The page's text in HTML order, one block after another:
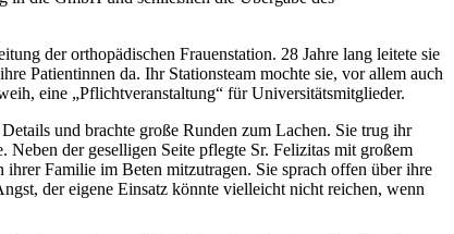
der orthopädischen Frauenstation. 28 Jahre lang leitete sie
Patientinnen da. Ihr Stationsteam mochte sie, vor allem auch
eine „Pflichtveranstaltung“ für Universitätsmitglieder.
und brachte große Runden zum Lachen. Sie trug ihr
der geselligen Seite pflegte Sr. Felizitas mit großem
Familie im Beten mitzutragen. Sie sprach offen über ihre
der eigene Einsatz könnte vielleicht nicht reichen, wenn